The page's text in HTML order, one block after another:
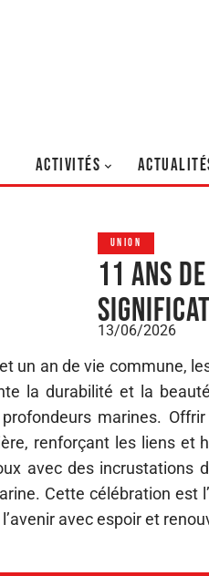
ACTIVITÉS
UNION
11 ans
13/06/2026
un an de vie commune,
la durabilité et la
marines.
renforçant les liens et
avec des incrustations
Cette célébration est
avec espoir et